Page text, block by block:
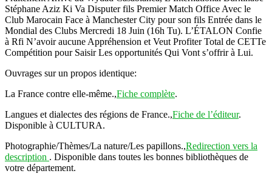
Stéphane Aziz Ki Va Disputer fils Premier Match Office Avec le
Club Marocain Face à Manchester City pour son fils Entrée dans le
Mondial des Clubs Mercredi 18 Juin (16h Tu). L’ÉTALON Confie
à Rfi N’avoir aucune Appréhension et Veut Profiter Total de CETTe
Compétition pour Saisir Les opportunités Qui Vont s’offrir à Lui.
Ouvrages sur un propos identique:
La France contre elle-même.,Fiche complète.
Langues et dialectes des régions de France.,Fiche de l’éditeur.
Disponible à CULTURA.
Photographie/Thèmes/La nature/Les papillons.,Redirection vers la
description . Disponible dans toutes les bonnes bibliothèques de
votre département.